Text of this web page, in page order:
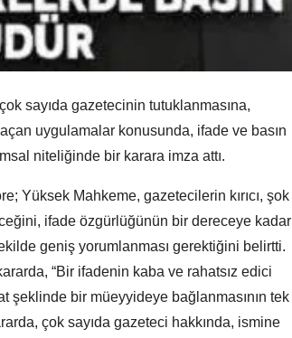
sayıda gazetecinin tutuklanmasına,
uygulamalar konusunda, ifade ve basın
niteliğinde bir karara imza attı.
Yüksek Mahkeme, gazetecilerin kırıcı, şok
ifade özgürlüğünün bir dereceye kadar
geniş yorumlanması gerektiğini belirtti.
“Bir ifadenin kaba ve rahatsız edici
şeklinde bir müeyyideye bağlanmasının tek
çok sayıda gazeteci hakkında, ismine